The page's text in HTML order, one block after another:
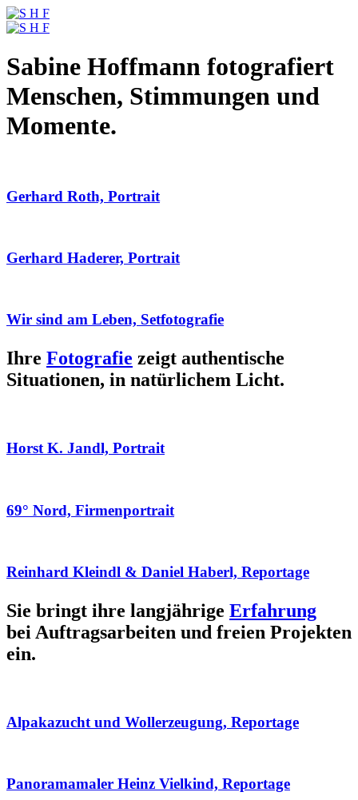
Sabine Hoffmann fotografiert
Menschen, Stimmungen und
Momente.
Gerhard Roth, Portrait
Gerhard Haderer, Portrait
Wir sind am Leben, Setfotografie
Ihre Fotografie zeigt authentische
Situationen, in natürlichem Licht.
Horst K. Jandl, Portrait
69° Nord, Firmenportrait
Reinhard Kleindl & Daniel Haberl, Reportage
Sie bringt ihre langjährige Erfahrung
bei Auftragsarbeiten und freien Projekten
ein.
Alpakazucht und Wollerzeugung, Reportage
Panoramamaler Heinz Vielkind, Reportage